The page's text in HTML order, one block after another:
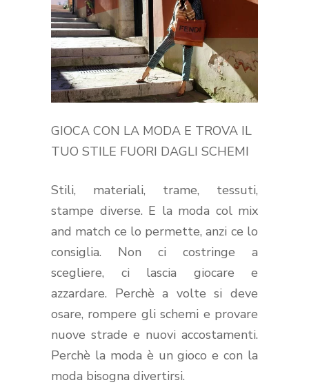
GIOCA CON LA MODA E TROVA IL
TUO STILE FUORI DAGLI SCHEMI
Stili, materiali, trame, tessuti,
stampe diverse. E la moda col mix
and match ce lo permette, anzi ce lo
consiglia. Non ci costringe a
scegliere, ci lascia giocare e
azzardare. Perchè a volte si deve
osare, rompere gli schemi e provare
nuove strade e nuovi accostamenti.
Perchè la moda è un gioco e con la
moda bisogna divertirsi.